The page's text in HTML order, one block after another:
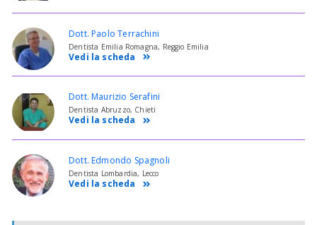
Dott. Paolo Terrachini
Dentista Emilia Romagna, Reggio Emilia
Vedi la scheda
Dott. Maurizio Serafini
Dentista Abruzzo, Chieti
Vedi la scheda
Dott. Edmondo Spagnoli
Dentista Lombardia, Lecco
Vedi la scheda